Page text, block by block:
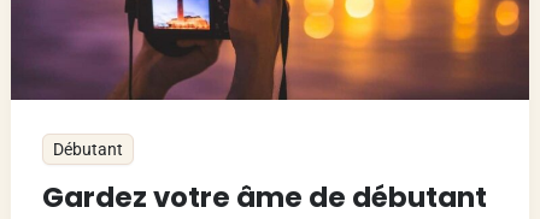
Débutant
Gardez votre âme de débutant